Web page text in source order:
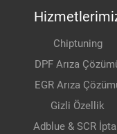
Chiptuning
DPF Arıza
EGR Arıza
Gizli Özellik
Adblue & SCR